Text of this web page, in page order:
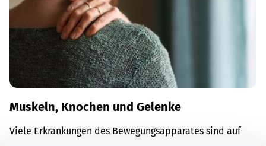
Muskeln, Knochen und Gelenke
Viele Erkrankungen des Bewegungsapparates sind auf